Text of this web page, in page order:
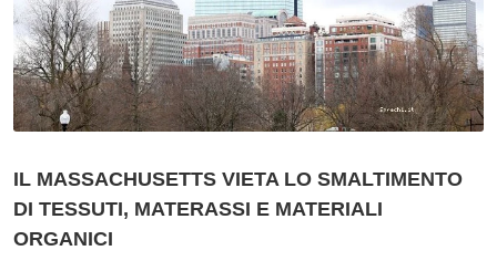
IL MASSACHUSETTS VIETA LO SMALTIMENTO
DI TESSUTI, MATERASSI E MATERIALI
ORGANICI